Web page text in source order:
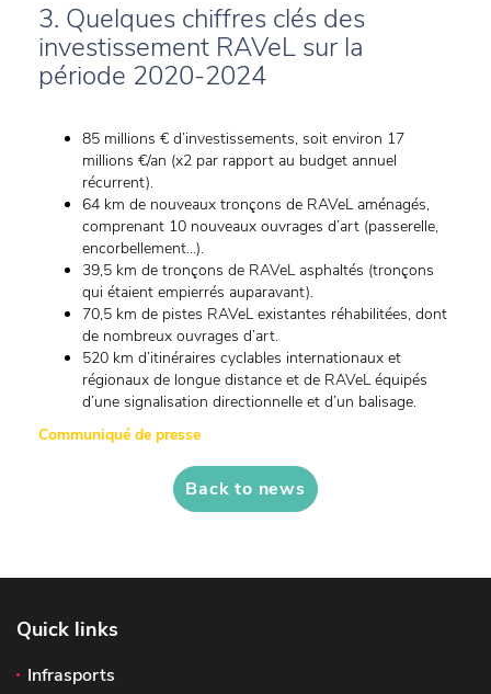
3. Quelques chiffres clés des
investissement RAVeL sur la
période 2020-2024
85 millions € d’investissements, soit environ 17
millions €/an (x2 par rapport au budget annuel
récurrent).
64 km de nouveaux tronçons de RAVeL aménagés,
comprenant 10 nouveaux ouvrages d’art (passerelle,
encorbellement...).
39,5 km de tronçons de RAVeL asphaltés (tronçons
qui étaient empierrés auparavant).
70,5 km de pistes RAVeL existantes réhabilitées, dont
de nombreux ouvrages d’art.
520 km d’itinéraires cyclables internationaux et
régionaux de longue distance et de RAVeL équipés
d’une signalisation directionnelle et d’un balisage.
Communiqué de presse
Back to news
Quick links
Infrasports